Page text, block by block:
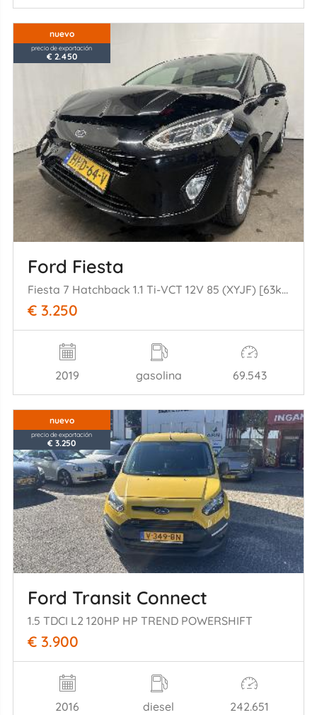
nuevo
precio de exportación
€ 2.450
Ford Fiesta
Fiesta 7 Hatchback 1.1 Ti-VCT 12V 85 (XYJF) [63kW] (05-2017/07-2023)
€ 3.250
2019 gasolina 69.543
nuevo
precio de exportación
€ 3.250
Ford Transit Connect
1.5 TDCI L2 120HP HP TREND POWERSHIFT
€ 3.900
2016 diesel 242.651